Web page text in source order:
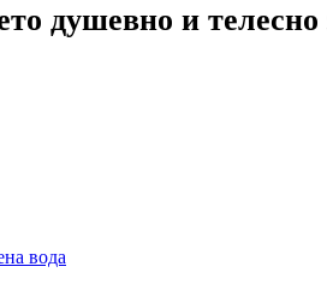
душевно и телесно
вода